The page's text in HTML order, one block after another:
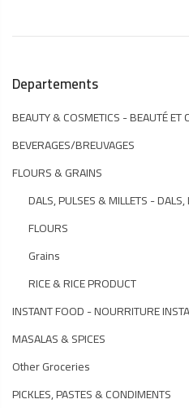
Departements
BEAUTY & COSMETICS - BEAUTÉ ET
BEVERAGES/BREUVAGES
FLOURS & GRAINS
DALS, PULSES & MILLETS -
FLOURS
Grains
RICE & RICE PRODUCT
INSTANT FOOD - NOURRITURE
MASALAS & SPICES
Other Groceries
PICKLES, PASTES & CONDIMENTS